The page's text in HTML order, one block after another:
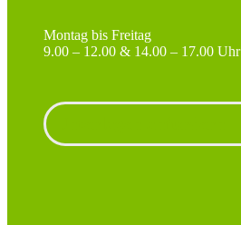
Montag bis Freitag
9.00 – 12.00 & 14.00 – 17.00 Uhr